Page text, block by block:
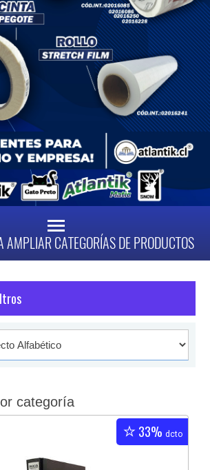
CATEGORÍAS DE PRODUCTOS
categoría
33% dcto